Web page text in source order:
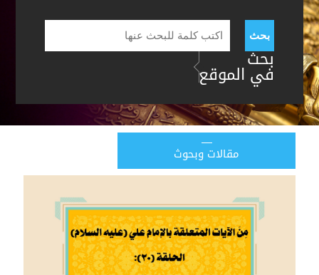
بحث
بحث
في الموقع
مقالات وبحوث